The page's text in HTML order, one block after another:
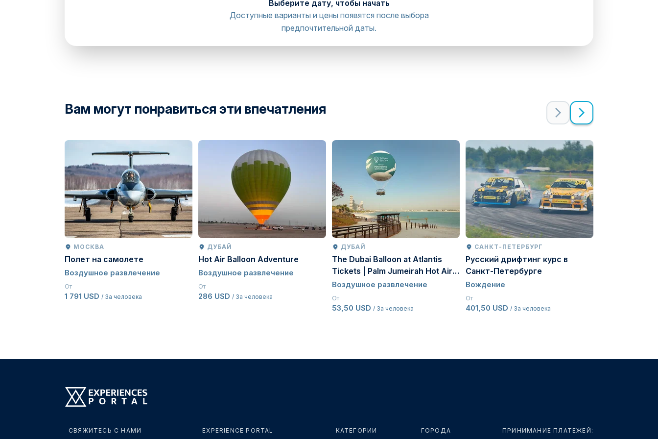
Выберите дату, чтобы начать
Доступные варианты и цены появятся после выбора
предпочтительной даты.
Вам могут понравиться эти впечатления
МОСКВА
Полет на самолете
Воздушное развлечение
От
1 791 USD / За человека
ДУБАЙ
Hot Air Balloon Adventure
Воздушное развлечение
От
286 USD / За человека
ДУБАЙ
The Dubai Balloon at Atlantis
Tickets | Palm Jumeirah Hot Air
Balloon Experience Dubai
Воздушное развлечение
От
53,50 USD / За человека
САНКТ-ПЕТЕРБУРГ
Русский дрифтинг курс в
Санкт-Петербурге
Вождение
От
401,50 USD / За человека
СВЯЖИТЕСЬ С НАМИ EXPERIENCE PORTAL КАТЕГОРИИ ГОРОДА ПРИНИМАНИЕ ПЛАТЕЖЕЙ: